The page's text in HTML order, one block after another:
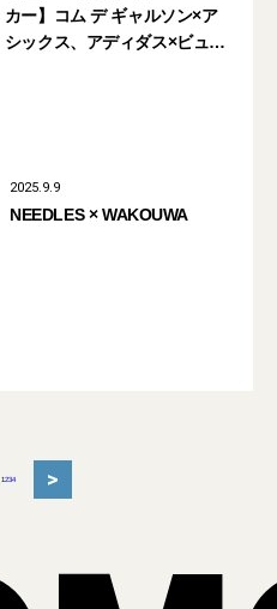
カー】コム デ ギャルソン×ア
シックス、アディダス×ビュー
2025.9.9
NEEDLES × WAKOUWA
1234 >